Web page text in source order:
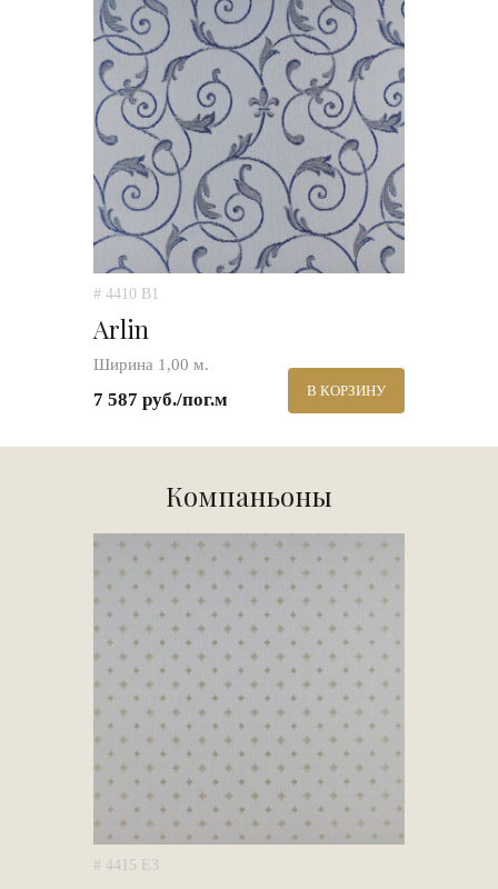
# 4410 B1
Arlin
Ширина 1,00 м.
7 587 руб./пог.м В КОРЗИНУ
Компаньоны
# 4415 E3